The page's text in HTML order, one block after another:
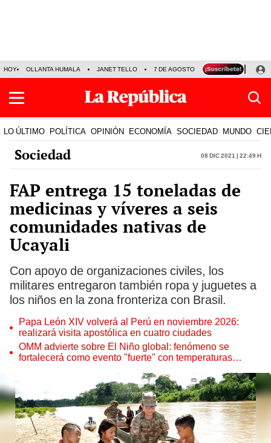
HOY OLLANTA HUMALA JANET TELLO 7 DE AGOSTO TINKA RESULTADOS
LO ÚLTIMO POLÍTICA OPINIÓN ECONOMÍA SOCIEDAD MUNDO
Sociedad 08 Dic 2021 | 22:49 h
FAP entrega 15 toneladas de
medicinas y víveres a seis
comunidades nativas de
Ucayali
Con apoyo de organizaciones civiles, los
militares entregaron también ropa y juguetes a
los niños en la zona fronteriza con Brasil.
Papa León XIV volverá al Perú en noviembre 2026:
realizará visita apostólica en cuatro ciudades
OMM advierte sobre El Niño global: fenómeno se
fortalecerá como evento "fuerte" con temperaturas